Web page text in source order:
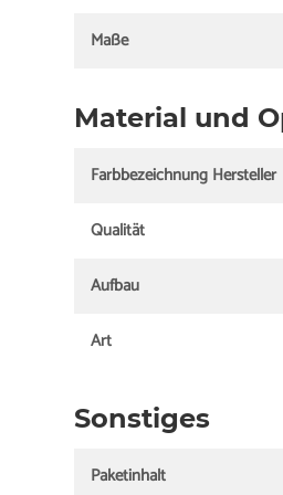
Maße
Material und
Farbbezeichnung Hersteller
Qualität
Aufbau
Art
Sonstiges
Paketinhalt